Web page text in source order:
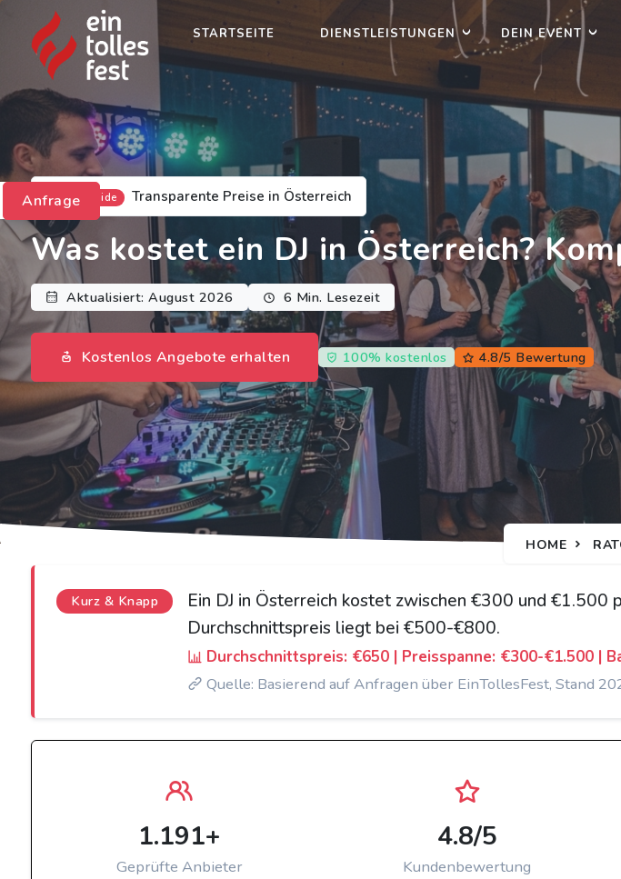
STARTSEITE DIENSTLEISTUNGEN DEIN EVENT
Kostenguide Transparente Preise in Österreich
Was kostet ein DJ in Österreich?
Aktualisiert: August 2026 6 Min. Lesezeit
Kostenlos Angebote erhalten 100% kostenlos 4.8/5 Bewertung
HOME
Kurz & Knapp
Ein DJ in Österreich kostet zwischen €300 und
Durchschnittspreis liegt bei €500-€800.
Durchschnittspreis: €650 | Preisspanne: €300-€1.500 |
Quelle: Basierend auf Anfragen über EinTollesFest, Stand
1.191+
Geprüfte Anbieter
4.8/5
Kundenbewertung
Anfrage